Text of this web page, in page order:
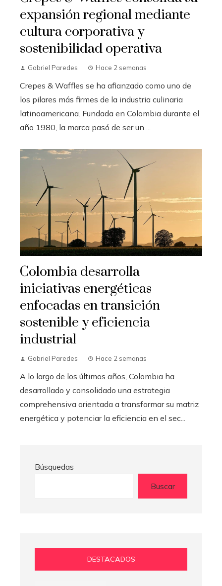
expansión regional mediante
cultura corporativa y
sostenibilidad operativa
Gabriel Paredes Hace 2 semanas
Crepes & Waffles se ha afianzado como uno de
los pilares más firmes de la industria culinaria
latinoamericana. Fundada en Colombia durante el
año 1980, la marca pasó de ser un ...
Colombia desarrolla
iniciativas energéticas
enfocadas en transición
sostenible y eficiencia
industrial
Gabriel Paredes Hace 2 semanas
A lo largo de los últimos años, Colombia ha
desarrollado y consolidado una estrategia
comprehensiva orientada a transformar su matriz
energética y potenciar la eficiencia en el sec...
Búsquedas
Buscar
DESTACADOS